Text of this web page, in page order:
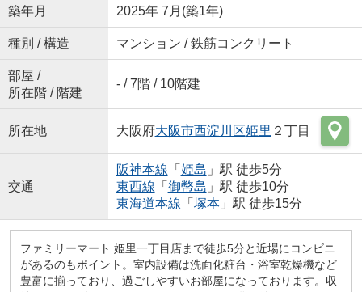
築年月 2025年 7月(築1年)
種別 / 構造 マンション / 鉄筋コンクリート
部屋 /
所在階 / 階建
- / 7階 / 10階建
所在地 大阪府大阪市西淀川区姫里 ２丁目
交通
阪神本線 「 姫島 」駅 徒歩5分
東西線 「 御幣島 」駅 徒歩10分
東海道本線 「 塚本」駅 徒歩15分
ファミリーマート 姫里一丁目店まで徒歩5分と近場にコンビニ
があるのもポイント。室内設備は洗面化粧台・浴室乾燥機など
豊富に揃っており、過ごしやすいお部屋になっております。収